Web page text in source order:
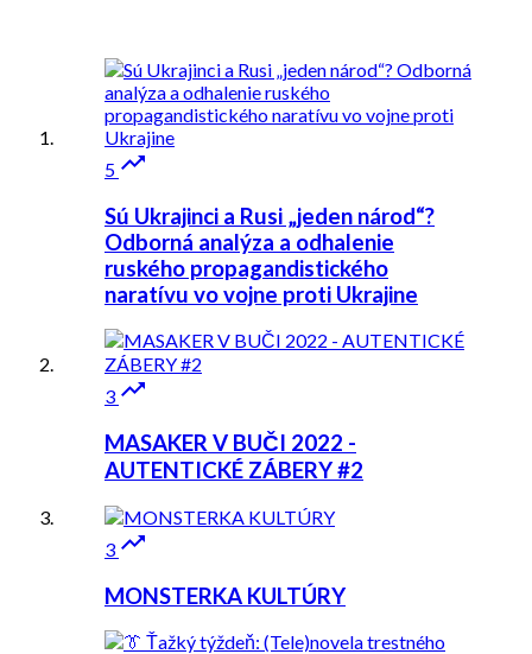
5 
Sú Ukrajinci a Rusi „jeden národ“?
Odborná analýza a odhalenie
ruského propagandistického
naratívu vo vojne proti Ukrajine
3 
MASAKER V BUČI 2022 -
AUTENTICKÉ ZÁBERY #2
3 
MONSTERKA KULTÚRY